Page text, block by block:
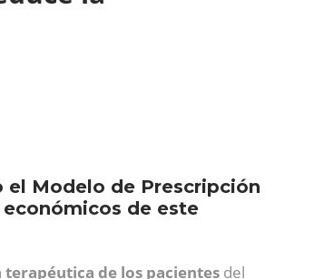
Modelo de Prescripción
de este
de los pacientes del